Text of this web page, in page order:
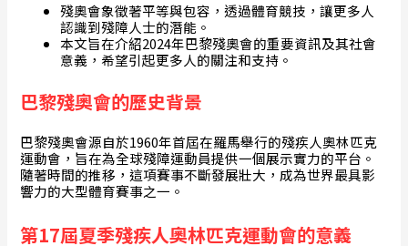
殘奧會象徵著平等與包容，透過體育競技，讓更多人
認識到殘障人士的潛能。
本文旨在介紹2024年巴黎殘奧會的重要資訊及其社會
意義，希望引起更多人的關注和支持。
巴黎殘奧會的歷史背景
巴黎殘奧會源自於1960年首屆在羅馬舉行的殘疾人奧林匹克
運動會，旨在為全球殘障運動員提供一個展示實力的平台。
隨著時間的推移，這項賽事不斷發展壯大，成為世界最具影
響力的大型體育賽事之一。
第17屆夏季殘疾人奧林匹克運動會的意義